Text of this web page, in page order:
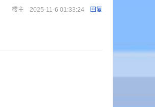
楼主 2025-11-6 01:33:24 回复